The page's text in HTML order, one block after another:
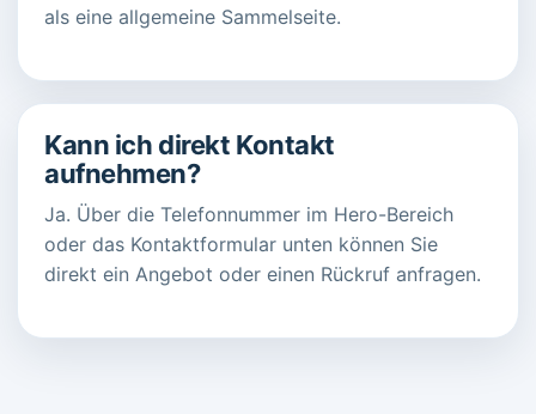
als eine allgemeine Sammelseite.
Kann ich direkt Kontakt
aufnehmen?
Ja. Über die Telefonnummer im Hero-Bereich
oder das Kontaktformular unten können Sie
direkt ein Angebot oder einen Rückruf anfragen.